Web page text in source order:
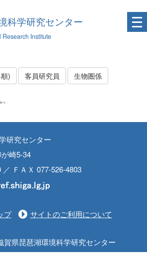
科学研究センター
Institute
) 客員研究員 生物圏係
研究センター
崎5-34
／ ＦＡＸ 077-526-4803
プ サイトのご利用について
賀県琵琶湖環境科学研究センター